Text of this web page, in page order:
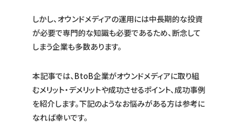
しかし、オウンドメディアの運用には中長期的な投資
が必要で専門的な知識も必要であるため、断念して
しまう企業も多数あります。
本記事では、BtoB企業がオウンドメディアに取り組
むメリット・デメリットや成功させるポイント、成功事例
を紹介します。下記のようなお悩みがある方は参考に
なれば幸いです。